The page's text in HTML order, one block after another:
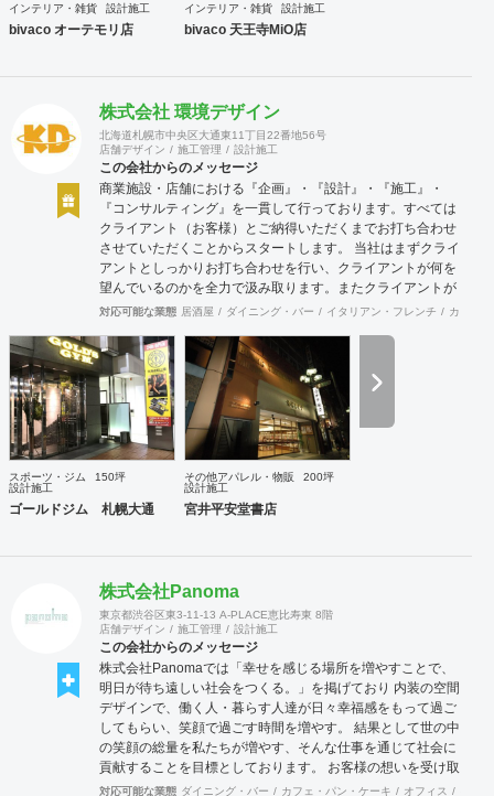
インテリア・雑貨 設計施工
bivaco オーテモリ店
インテリア・雑貨 設計施工
bivaco 天王寺MiO店
株式会社 環境デザイン
北海道札幌市中央区大通東11丁目22番地56号
店舗デザイン
施工管理 設計施工
この会社からのメッセージ
商業施設・店舗における『企画』・『設計』・『施工』・
『コンサルティング』を一貫して行っております。すべては
クライアント（お客様）とご納得いただくまでお打ち合わせ
させていただくことからスタートします。 当社はまずクライ
アントとしっかりお打ち合わせを行い、クライアントが何を
望んでいるのかを全力で汲み取ります。またクライアントが
思い描いていることをどのように表現していいのかお困りの
培ってきた当社ならではのノウハウでご提案いたします。
対応可能な業態 居酒屋 ダイニング・バー イタリアン・フレンチ カフェ
スポーツ・ジム
150坪
設計施工
ゴールドジム 札幌大通
その他アパレル・物販
200坪
設計施工
宮井平安堂書店
株式会社Panoma
東京都渋谷区東3-11-13 A-PLACE恵比寿東 8階
店舗デザイン
施工管理 設計施工
この会社からのメッセージ
株式会社Panomaでは「幸せを感じる場所を増やすことで、
明日が待ち遠しい社会をつくる。」を掲げており 内装の空間
デザインで、働く人・暮らす人達が日々幸福感をもって過ご
してもらい、笑顔で過ごす時間を増やす。 結果として世の中
の笑顔の総量を私たちが増やす、そんな仕事を通じて社会に
貢献することを目標としております。 お客様の想いを受け取
り、その想いを具現化できるデザインと施工を心掛け、 創業
対応可能な業態 ダイニング・バー カフェ・パン・ケーキ オフィス